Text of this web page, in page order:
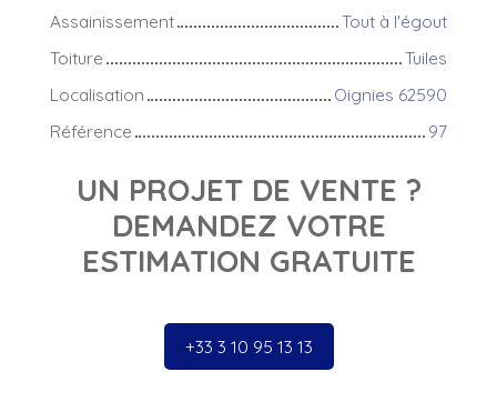
Assainissement
Tout à l'égout
Toiture
Tuiles
Localisation
Oignies 62590
Référence
97
UN PROJET DE VENTE ?
DEMANDEZ VOTRE
ESTIMATION GRATUITE
+33 3 10 95 13 13